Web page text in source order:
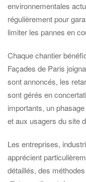
environnementales
régulièrement pour
limiter les pannes en
Chaque chantier
Façades de Paris
sont annoncés, les
sont gérés en
importants, un
et aux usagers du site
Les entreprises,
apprécient
détaillés, des